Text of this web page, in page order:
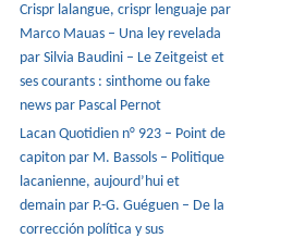
Crispr lalangue, crispr lenguaje par
Marco Mauas – Una ley revelada
par Silvia Baudini – Le Zeitgeist et
ses courants : sinthome ou fake
news par Pascal Pernot
Lacan Quotidien n° 923 – Point de
capiton par M. Bassols – Politique
lacanienne, aujourd’hui et
demain par P.-G. Guéguen – De la
corrección política y sus